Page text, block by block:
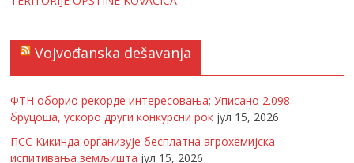
Vojvođanska dešavanja
ФТН оборио рекорде интересовања; Уписано 2.098
бруцоша, ускоро други конкурсни рок јул 15, 2026
ПСС Кикинда организује бесплатна агрохемијска
испитивања земљишта јул 15, 2026